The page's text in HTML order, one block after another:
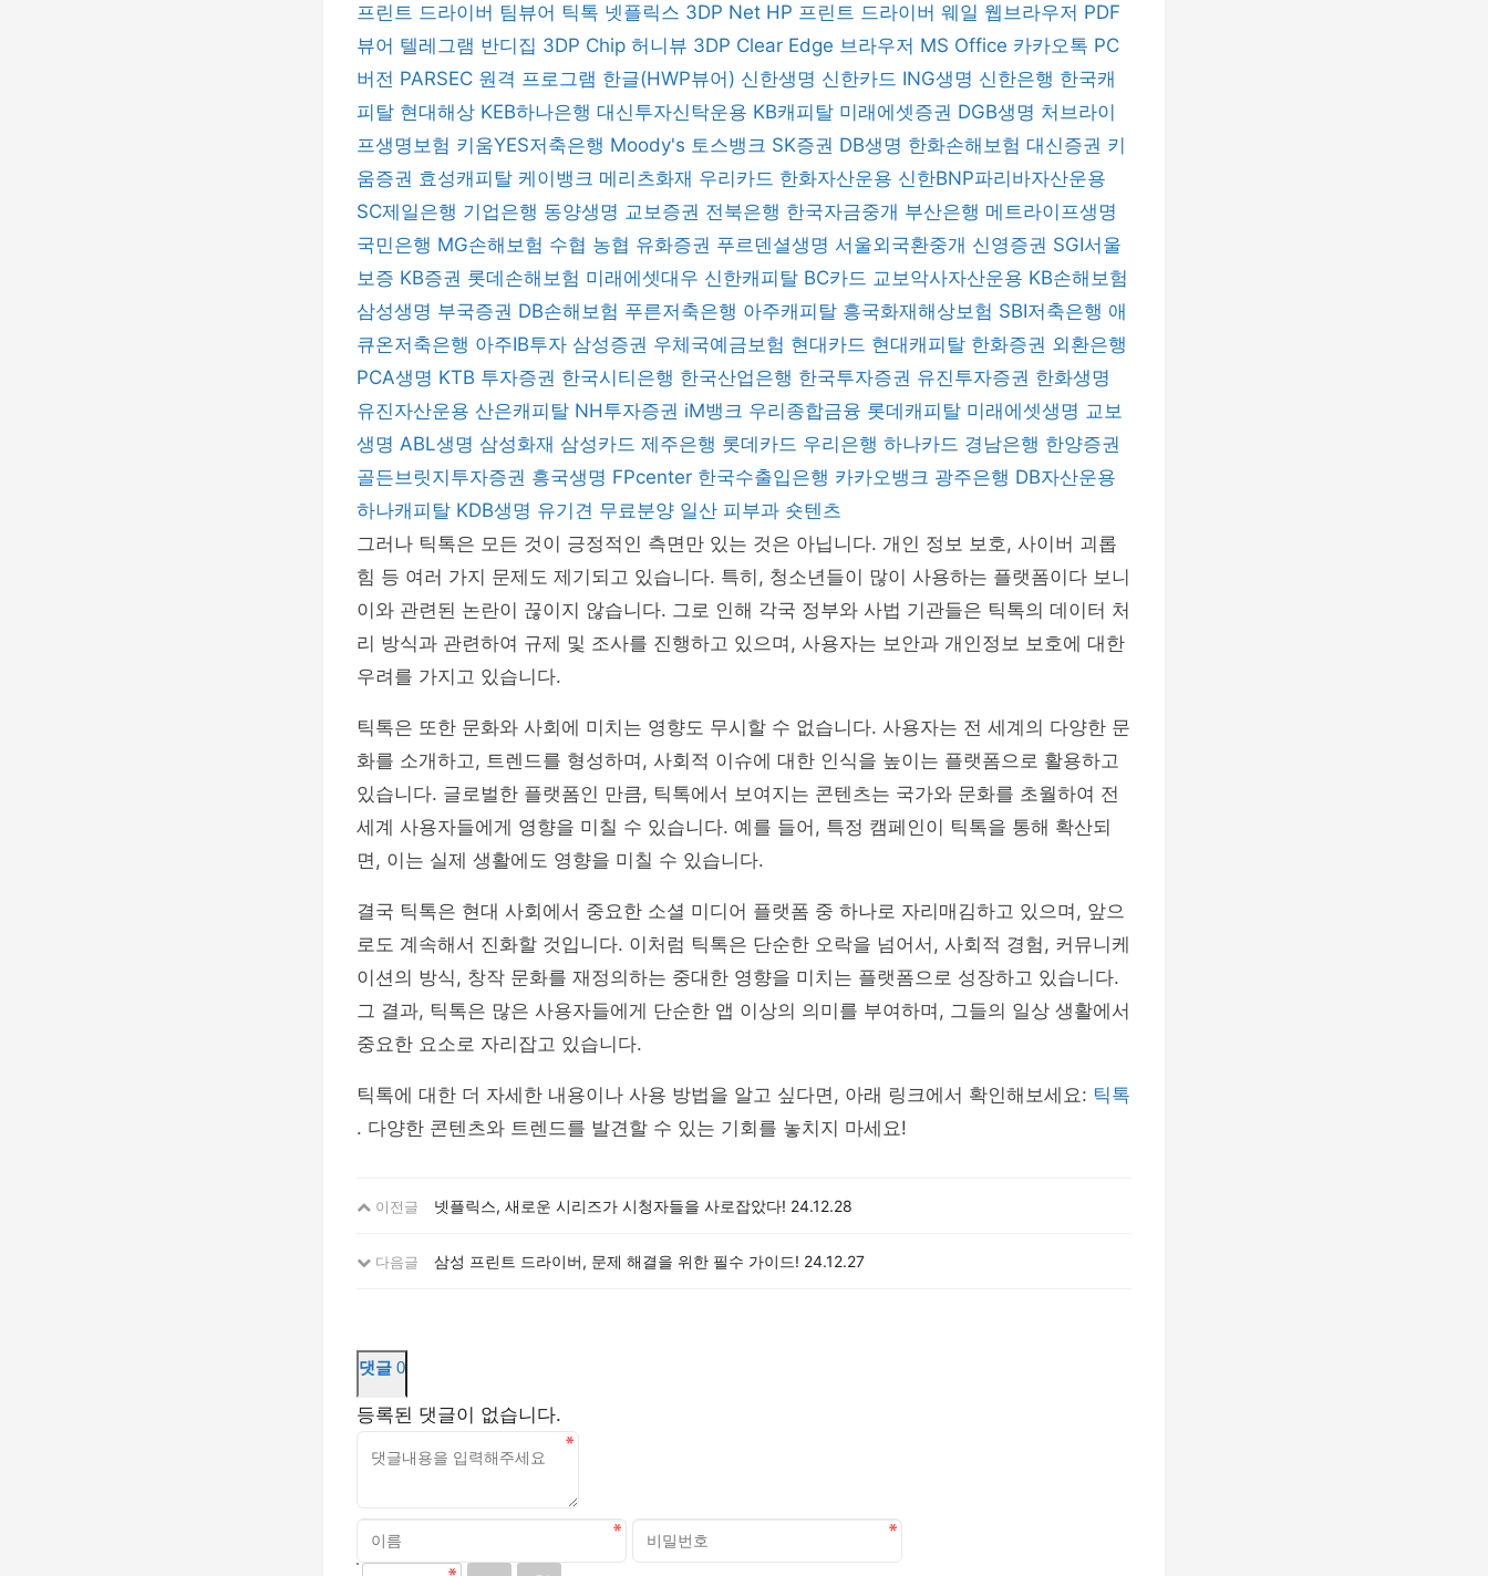
프린트 드라이버 팀뷰어 틱톡 넷플릭스 3DP Net HP 프린트 드라이버 웨일 웹브라우저 PDF
뷰어 텔레그램 반디집 3DP Chip 허니뷰 3DP Clear Edge 브라우저 MS Office 카카오톡 PC
버전 PARSEC 원격 프로그램 한글(HWP뷰어) 신한생명 신한카드 ING생명 신한은행 한국캐
피탈 현대해상 KEB하나은행 대신투자신탁운용 KB캐피탈 미래에셋증권 DGB생명 처브라이
프생명보험 키움YES저축은행 Moody's 토스뱅크 SK증권 DB생명 한화손해보험 대신증권 키
움증권 효성캐피탈 케이뱅크 메리츠화재 우리카드 한화자산운용 신한BNP파리바자산운용
SC제일은행 기업은행 동양생명 교보증권 전북은행 한국자금중개 부산은행 메트라이프생명
국민은행 MG손해보험 수협 농협 유화증권 푸르덴셜생명 서울외국환중개 신영증권 SGI서울
보증 KB증권 롯데손해보험 미래에셋대우 신한캐피탈 BC카드 교보악사자산운용 KB손해보험
삼성생명 부국증권 DB손해보험 푸른저축은행 아주캐피탈 흥국화재해상보험 SBI저축은행 애
큐온저축은행 아주IB투자 삼성증권 우체국예금보험 현대카드 현대캐피탈 한화증권 외환은행
PCA생명 KTB 투자증권 한국시티은행 한국산업은행 한국투자증권 유진투자증권 한화생명
유진자산운용 산은캐피탈 NH투자증권 iM뱅크 우리종합금융 롯데캐피탈 미래에셋생명 교보
생명 ABL생명 삼성화재 삼성카드 제주은행 롯데카드 우리은행 하나카드 경남은행 한양증권
골든브릿지투자증권 흥국생명 FPcenter 한국수출입은행 카카오뱅크 광주은행 DB자산운용
하나캐피탈 KDB생명 유기견 무료분양 일산 피부과 숏텐츠
그러나 틱톡은 모든 것이 긍정적인 측면만 있는 것은 아닙니다. 개인 정보 보호, 사이버 괴롭
힘 등 여러 가지 문제도 제기되고 있습니다. 특히, 청소년들이 많이 사용하는 플랫폼이다 보니
이와 관련된 논란이 끊이지 않습니다. 그로 인해 각국 정부와 사법 기관들은 틱톡의 데이터 처
리 방식과 관련하여 규제 및 조사를 진행하고 있으며, 사용자는 보안과 개인정보 보호에 대한
우려를 가지고 있습니다.
틱톡은 또한 문화와 사회에 미치는 영향도 무시할 수 없습니다. 사용자는 전 세계의 다양한 문
화를 소개하고, 트렌드를 형성하며, 사회적 이슈에 대한 인식을 높이는 플랫폼으로 활용하고
있습니다. 글로벌한 플랫폼인 만큼, 틱톡에서 보여지는 콘텐츠는 국가와 문화를 초월하여 전
세계 사용자들에게 영향을 미칠 수 있습니다. 예를 들어, 특정 캠페인이 틱톡을 통해 확산되
면, 이는 실제 생활에도 영향을 미칠 수 있습니다.
결국 틱톡은 현대 사회에서 중요한 소셜 미디어 플랫폼 중 하나로 자리매김하고 있으며, 앞으
로도 계속해서 진화할 것입니다. 이처럼 틱톡은 단순한 오락을 넘어서, 사회적 경험, 커뮤니케
이션의 방식, 창작 문화를 재정의하는 중대한 영향을 미치는 플랫폼으로 성장하고 있습니다.
그 결과, 틱톡은 많은 사용자들에게 단순한 앱 이상의 의미를 부여하며, 그들의 일상 생활에서
중요한 요소로 자리잡고 있습니다.
틱톡에 대한 더 자세한 내용이나 사용 방법을 알고 싶다면, 아래 링크에서 확인해보세요: 틱톡
. 다양한 콘텐츠와 트렌드를 발견할 수 있는 기회를 놓치지 마세요!
이전글 넷플릭스, 새로운 시리즈가 시청자들을 사로잡았다! 24.12.28
다음글 삼성 프린트 드라이버, 문제 해결을 위한 필수 가이드! 24.12.27
댓글 0
등록된 댓글이 없습니다.